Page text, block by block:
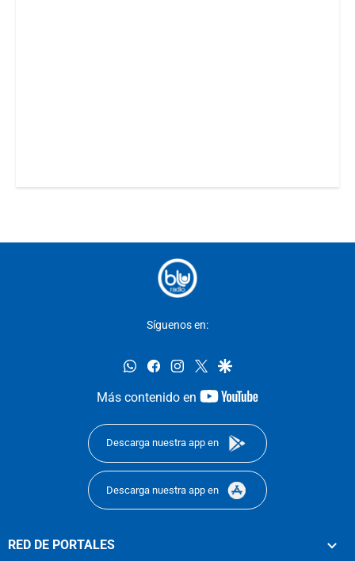
Síguenos en:
whatsappfacebookinstagram
twittergoogle
Más contenido en
youtube-
Descarga nuestra app en
Descarga nuestra app en
RED DE PORTALES